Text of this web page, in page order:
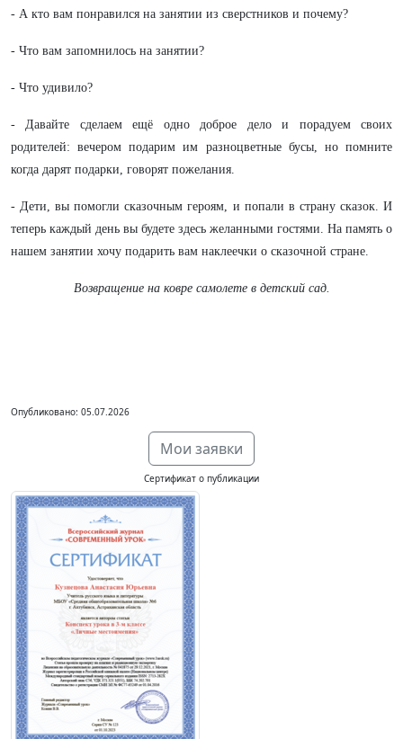
- А кто вам понравился на занятии из сверстников и почему?
- Что вам запомнилось на занятии?
- Что удивило?
- Давайте сделаем ещё одно доброе дело и порадуем своих
родителей: вечером подарим им разноцветные бусы, но помните
когда дарят подарки, говорят пожелания.
- Дети, вы помогли сказочным героям, и попали в страну сказок. И
теперь каждый день вы будете здесь желанными гостями. На память о
нашем занятии хочу подарить вам наклеечки о сказочной стране.
Возвращение на ковре самолете в детский сад.
Опубликовано: 05.07.2026
Мои заявки
Сертификат о публикации